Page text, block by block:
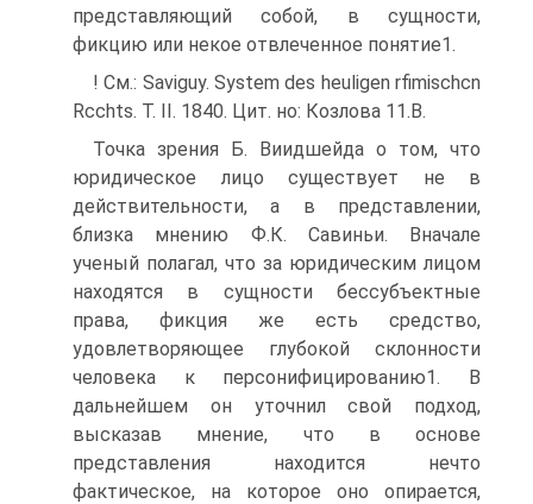
представляющий собой, в сущности,
фикцию или некое отвлеченное понятие1.
! См.: Saviguy. System des heuligen rfimischcn
Rcchts. Т. II. 1840. Цит. но: Козлова 11.В.
Точка зрения Б. Виидшейда о том, что
юридическое лицо существует не в
действительности, а в представлении,
близка мнению Ф.К. Савиньи. Вначале
ученый полагал, что за юридическим лицом
находятся в сущности бессубъектные
права, фикция же есть средство,
удовлетворяющее глубокой склонности
человека к персонифицированию1. В
дальнейшем он уточнил свой подход,
высказав мнение, что в основе
представления находится нечто
фактическое, на которое оно опирается,